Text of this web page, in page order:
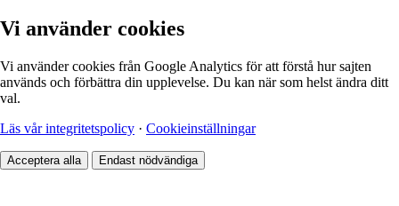
Vi använder cookies
Vi använder cookies från Google Analytics för att förstå hur sajten
används och förbättra din upplevelse. Du kan när som helst ändra ditt
val.
Läs vår integritetspolicy · Cookieinställningar
Acceptera alla Endast nödvändiga